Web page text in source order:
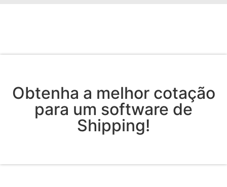
Obtenha a melhor cotação
para um software de
Shipping!